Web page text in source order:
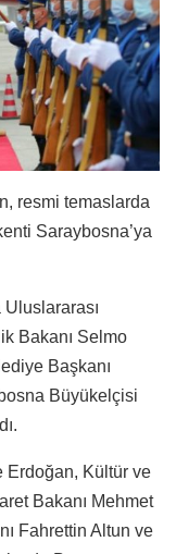
resmi temaslarda
Saraybosna’ya
Bakanı Selmo
Başkanı
Büyükelçisi
Erdoğan, Kültür ve
Bakanı Mehmet
Fahrettin Altun ve